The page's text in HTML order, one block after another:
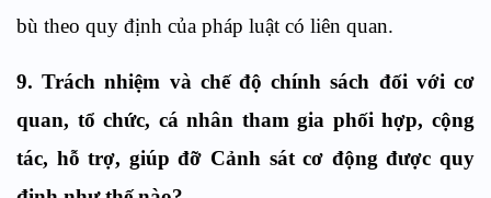
bù theo quy định của pháp luật có liên quan.
9.Trách nhiệm và chế độ chính sách đối với cơ
quan, tổ chức, cá nhân tham gia phối hợp, cộng
tác, hỗ trợ, giúp đỡ Cảnh sát cơ động được quy